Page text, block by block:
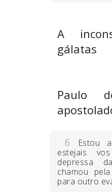
A
gálatas
Paulo
6
Estou
estejais
depressa
chamou
para outro